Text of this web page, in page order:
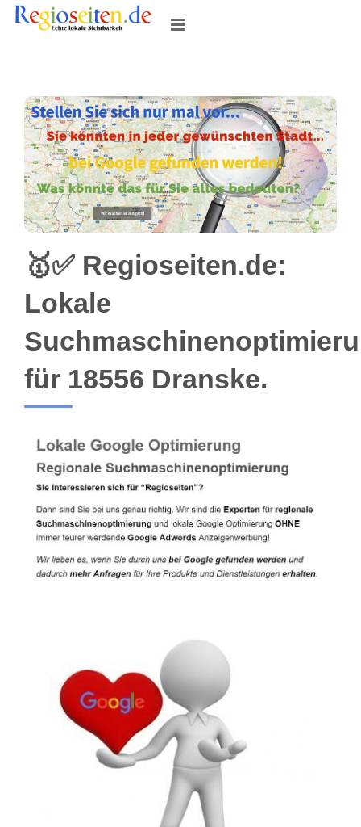
Skip
🥇✅ Regioseiten.de:
Lokale
für 18556 Dranske.